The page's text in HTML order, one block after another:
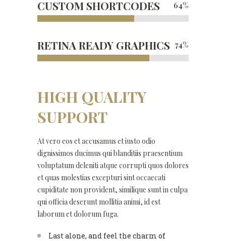
CUSTOM SHORTCODES 64%
RETINA READY GRAPHICS 74%
HIGH QUALITY
SUPPORT
At vero eos et accusamus et iusto odio
dignissimos ducimus qui blanditiis praesentium
voluptatum deleniti atque corrupti quos dolores
et quas molestias excepturi sint occaecati
cupiditate non provident, similique sunt in culpa
qui officia deserunt mollitia animi, id est
laborum et dolorum fuga.
Last alone, and feel the charm of